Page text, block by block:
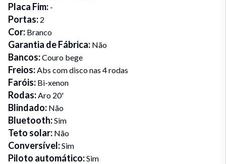
Placa Fim: -
Portas: 2
Cor: Branco
Garantia de Fábrica: Não
Bancos:Couro bege
Freios:Abs com disco nas 4 rodas
Faróis: Bi-xenon
Rodas:Aro 20'
Blindado: Não
Bluetooth:Sim
Teto solar: Não
Conversível:Sim
Piloto automático:Sim